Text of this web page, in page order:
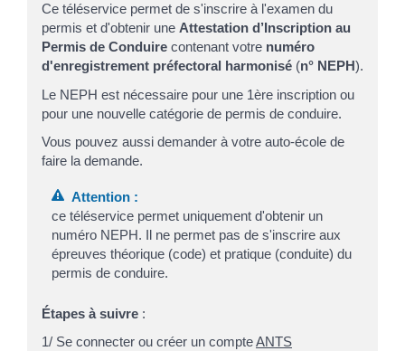
Ce téléservice permet de s'inscrire à l'examen du
permis et d'obtenir une Attestation d’Inscription au
Permis de Conduire contenant votre numéro
d'enregistrement préfectoral harmonisé (n° NEPH).
Le NEPH est nécessaire pour une 1ère inscription ou
pour une nouvelle catégorie de permis de conduire.
Vous pouvez aussi demander à votre auto-école de
faire la demande.
Attention :
ce téléservice permet uniquement d'obtenir un
numéro NEPH. Il ne permet pas de s'inscrire aux
épreuves théorique (code) et pratique (conduite) du
permis de conduire.
Étapes à suivre :
1/ Se connecter ou créer un compteANTS